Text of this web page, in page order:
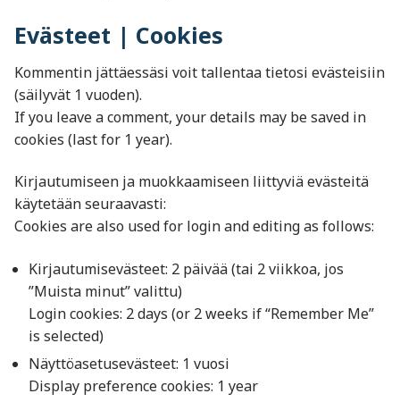
Evästeet | Cookies
Kommentin jättäessäsi voit tallentaa tietosi evästeisiin
(säilyvät 1 vuoden).
If you leave a comment, your details may be saved in
cookies (last for 1 year).
Kirjautumiseen ja muokkaamiseen liittyviä evästeitä
käytetään seuraavasti:
Cookies are also used for login and editing as follows:
Kirjautumisevästeet: 2 päivää (tai 2 viikkoa, jos
”Muista minut” valittu)
Login cookies: 2 days (or 2 weeks if “Remember Me”
is selected)
Näyttöasetusevästeet: 1 vuosi
Display preference cookies: 1 year